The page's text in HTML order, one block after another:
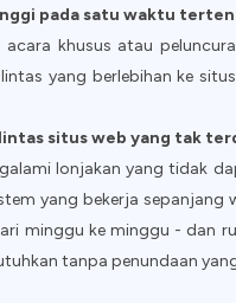
pada satu waktu
acara khusus atau
yang berlebihan ke
situs web yang tak
lonjakan yang tidak
yang bekerja
minggu ke minggu - dan
tanpa penundaan